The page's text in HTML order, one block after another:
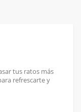
tus ratos más
refrescarte y